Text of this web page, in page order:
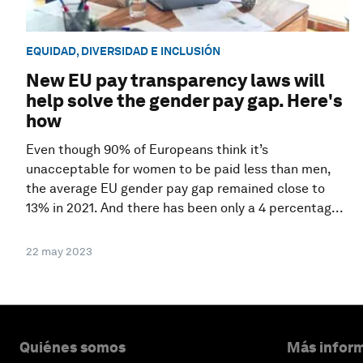
EQUIDAD, DIVERSIDAD E INCLUSIÓN
New EU pay transparency laws will
help solve the gender pay gap. Here's
how
Even though 90% of Europeans think it’s
unacceptable for women to be paid less than men,
the average EU gender pay gap remained close to
13% in 2021. And there has been only a 4 percentag...
22 may 2023
Quiénes somos Más